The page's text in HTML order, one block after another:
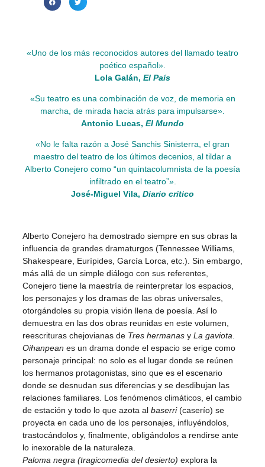
«Uno de los más reconocidos autores del llamado teatro
poético español».
Lola Galán, El País
«Su teatro es una combinación de voz, de memoria en
marcha, de mirada hacia atrás para impulsarse».
Antonio Lucas, El Mundo
«No le falta razón a José Sanchis Sinisterra, el gran
maestro del teatro de los últimos decenios, al tildar a
Alberto Conejero como “un quintacolumnista de la poesía
infiltrado en el teatro”».
José-Miguel Vila, Diario crítico
Alberto Conejero ha demostrado siempre en sus obras la
influencia de grandes dramaturgos (Tennessee Williams,
Shakespeare, Eurípides, García Lorca, etc.). Sin embargo,
más allá de un simple diálogo con sus referentes,
Conejero tiene la maestría de reinterpretar los espacios,
los personajes y los dramas de las obras universales,
otorgándoles su propia visión llena de poesía. Así lo
demuestra en las dos obras reunidas en este volumen,
reescrituras chejovianas de Tres hermanas y La gaviota
Oihanpean es un drama donde el espacio se erige como
personaje principal: no solo es el lugar donde se reúnen
los hermanos protagonistas, sino que es el escenario
donde se desnudan sus diferencias y se desdibujan las
relaciones familiares. Los fenómenos climáticos, el cambio
de estación y todo lo que azota al baserri(caserío) se
proyecta en cada uno de los personajes, influyéndolos,
trastocándolos y, finalmente, obligándolos a rendirse ante
lo inexorable de la naturaleza.
Paloma negra (tragicomedia del desierto) explora la